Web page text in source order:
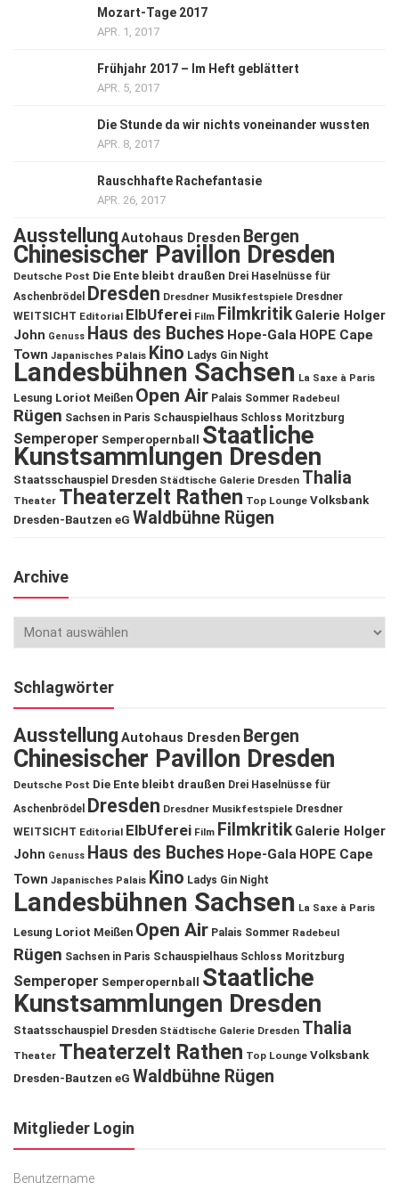
Mozart-Tage 2017
APR. 1, 2017
Frühjahr 2017 – Im Heft geblättert
APR. 5, 2017
Die Stunde da wir nichts voneinander wussten
APR. 8, 2017
Rauschhafte Rachefantasie
APR. 26, 2017
Ausstellung Autohaus Dresden Bergen
Chinesischer Pavillon Dresden
Deutsche Post Die Ente bleibt draußen Drei Haselnüsse für
Aschenbrödel
Dresden Dresdner Musikfestspiele Dresdner
WEITSICHT Editorial ElbUferei Film Filmkritik Galerie Holger
John Genuss Haus des Buches Hope-Gala HOPE Cape
Town Japanisches Palais Kino Ladys Gin Night
Landesbühnen Sachsen La Saxe à Paris
Lesung Loriot Meißen Open Air Palais Sommer Radebeul
Rügen Sachsen in Paris Schauspielhaus Schloss Moritzburg
Semperoper Semperopernball Staatliche
Kunstsammlungen Dresden
Staatsschauspiel Dresden Städtische Galerie Dresden Thalia
Theater Theaterzelt Rathen Top Lounge Volksbank
Dresden-Bautzen eG Waldbühne Rügen
Archive
Schlagwörter
Ausstellung Autohaus Dresden Bergen
Chinesischer Pavillon Dresden
Deutsche Post Die Ente bleibt draußen Drei Haselnüsse für
Aschenbrödel
Dresden Dresdner Musikfestspiele Dresdner
WEITSICHT Editorial ElbUferei Film Filmkritik Galerie Holger
John Genuss Haus des Buches Hope-Gala HOPE Cape
Town Japanisches Palais Kino Ladys Gin Night
Landesbühnen Sachsen La Saxe à Paris
Lesung Loriot Meißen Open Air Palais Sommer Radebeul
Rügen Sachsen in Paris Schauspielhaus Schloss Moritzburg
Semperoper Semperopernball
Staatliche
Kunstsammlungen Dresden
Staatsschauspiel Dresden Städtische Galerie Dresden Thalia
Theater Theaterzelt Rathen Top Lounge Volksbank
Dresden-Bautzen eG Waldbühne Rügen
Mitglieder Login
Benutzername